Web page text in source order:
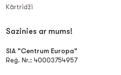
Kārtridži
Sazinies ar mums!
SIA "Centrum Europa"
Reģ. Nr.: 40003754957